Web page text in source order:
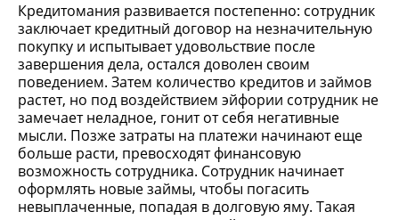
Кредитомания развивается постепенно: сотрудник
заключает кредитный договор на незначительную
покупку и испытывает удовольствие после
завершения дела, остался доволен своим
поведением. Затем количество кредитов и займов
растет, но под воздействием эйфории сотрудник не
замечает неладное, гонит от себя негативные
мысли. Позже затраты на платежи начинают еще
больше расти, превосходят финансовую
возможность сотрудника. Сотрудник начинает
оформлять новые займы, чтобы погасить
невыплаченные, попадая в долговую яму. Такая